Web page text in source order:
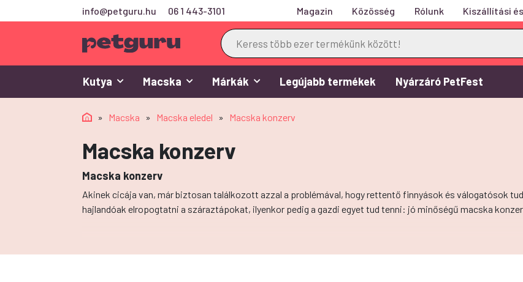
info@petguru.hu 06 1 443-3101 Magazin Közösség Rólunk Kiszállítási
Products
search
Kutya Macska Márkák Legújabb termékek Nyárzáró PetFest
» Macska » Macska eledel » Macska konzerv
Macska konzerv
Macska konzerv
Akinek cicája van, már biztosan találkozott azzal a problémával, hogy rettentő finnyások és válogatósok
hajlandóak elropogtatni a száraztápokat, ilyenkor pedig a gazdi egyet tud tenni: jó minőségű macska